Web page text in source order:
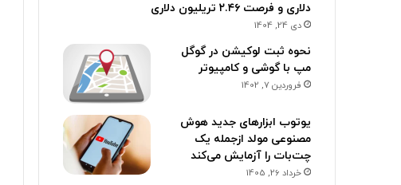
دلاری و فرصت ۲.۴۶ تریلیون دلاری
دی 24, 1404
نحوه ثبت لوکیشن در گوگل
مپ با گوشی و کامپیوتر
فروردین 7, 1402
یوتوب ابزارهای جدید هوش
مصنوعی مولد ازجمله یک
چت‌بات را آزمایش می‌کند
خرداد 26, 1405